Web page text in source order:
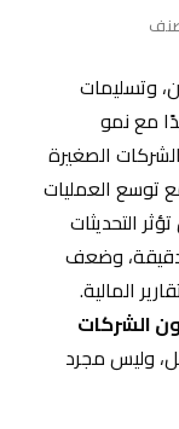
وتسليمات
مع نمو
الصغيرة
توسع العمليات
التحديثات
وضعف
المالية.
الشركات
وليس مجرد